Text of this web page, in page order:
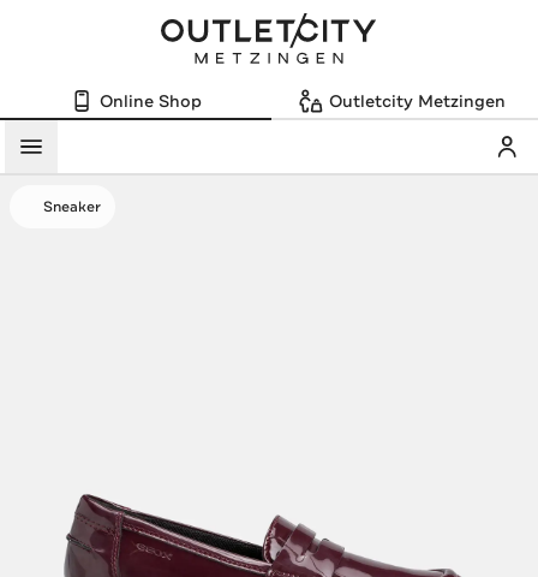
Online Shop Outletcity Metzingen
Menü
Sneaker